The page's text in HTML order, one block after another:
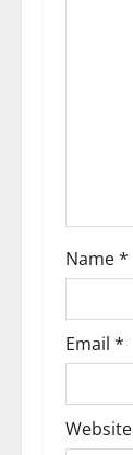
o
n
Name*
Email *
Website